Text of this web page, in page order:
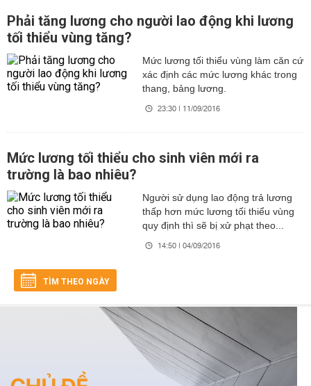
Phải tăng lương cho người lao động khi lương
tối thiểu vùng tăng?
Mức lương tối thiểu vùng làm căn cứ
xác định các mức lương khác trong
thang, bảng lương.
23:30 | 11/09/2016
Mức lương tối thiểu cho sinh viên mới ra
trường là bao nhiêu?
Người sử dụng lao động trả lương
thấp hơn mức lương tối thiểu vùng
quy định thì sẽ bị xử phạt theo...
14:50 | 04/09/2016
TÌM THEO NGÀY